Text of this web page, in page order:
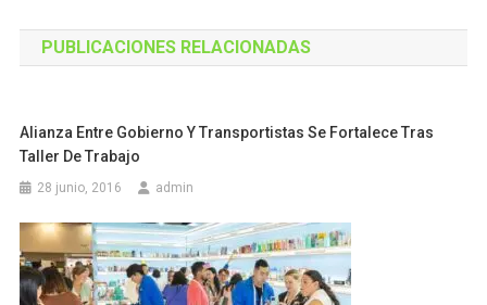
de
entradas
PUBLICACIONES RELACIONADAS
Alianza Entre Gobierno Y Transportistas Se Fortalece Tras
Taller De Trabajo
28 junio, 2016 admin